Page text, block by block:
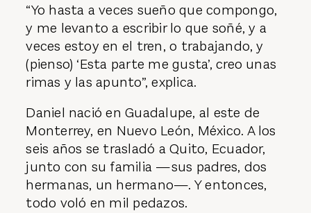
“Yo hasta a veces sueño que compongo,
y me levanto a escribir lo que soñé, y a
veces estoy en el tren, o trabajando, y
(pienso) ‘Esta parte me gusta’, creo unas
rimas y las apunto”, explica.
Daniel nació en Guadalupe, al este de
Monterrey, en Nuevo León, México. A los
seis años se trasladó a Quito, Ecuador,
junto con su familia —sus padres, dos
hermanas, un hermano—. Y entonces,
todo voló en mil pedazos.